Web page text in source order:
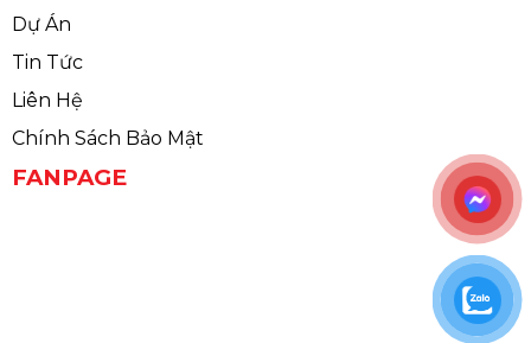
Dự Án
Tin Tức
Liên Hệ
Chính Sách Bảo Mật
FANPAGE